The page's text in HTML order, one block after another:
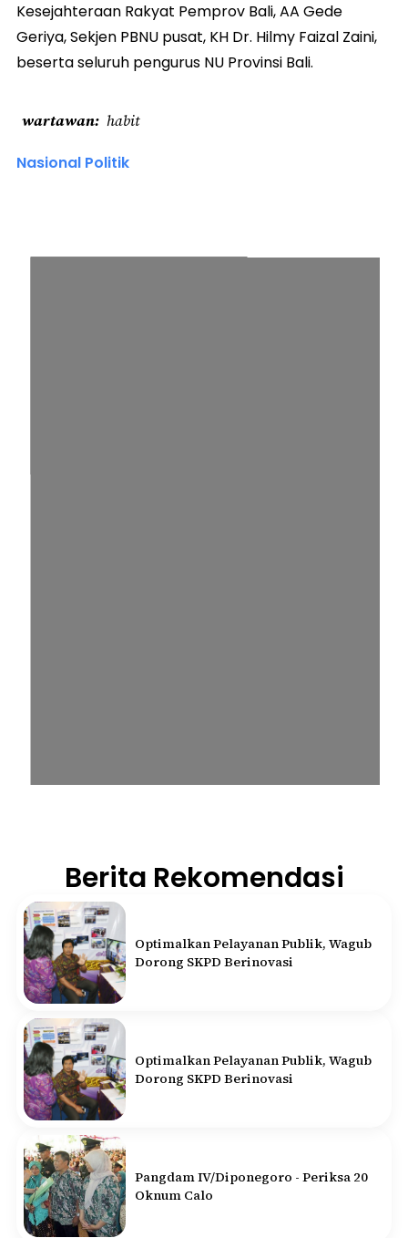
Kesejahteraan Rakyat Pemprov Bali, AA Gede
Geriya, Sekjen PBNU pusat, KH Dr. Hilmy Faizal Zaini,
beserta seluruh pengurus NU Provinsi Bali.
wartawan habit
Nasional Politik
Berita Rekomendasi
Optimalkan Pelayanan Publik, Wagub
Dorong SKPD Berinovasi
Optimalkan Pelayanan Publik, Wagub
Dorong SKPD Berinovasi
Pangdam IV/Diponegoro - Periksa 20
Oknum Calo